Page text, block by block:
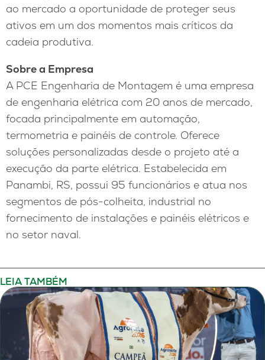
ao mercado a oportunidade de proteger seus
ativos em um dos momentos mais críticos da
cadeia produtiva.
Sobre a Empresa
A PCE Engenharia de Montagem é uma empresa
de engenharia elétrica com 20 anos de mercado,
focada principalmente em automação,
termometria e painéis de controle. Oferece
soluções personalizadas desde o projeto até a
execução da parte elétrica. Estabelecida em
Panambi, RS, possui 95 funcionários e atua nos
segmentos de pós-colheita, industrial no
fornecimento de instalações e painéis elétricos e
no setor naval.
LEIA TAMBÉM